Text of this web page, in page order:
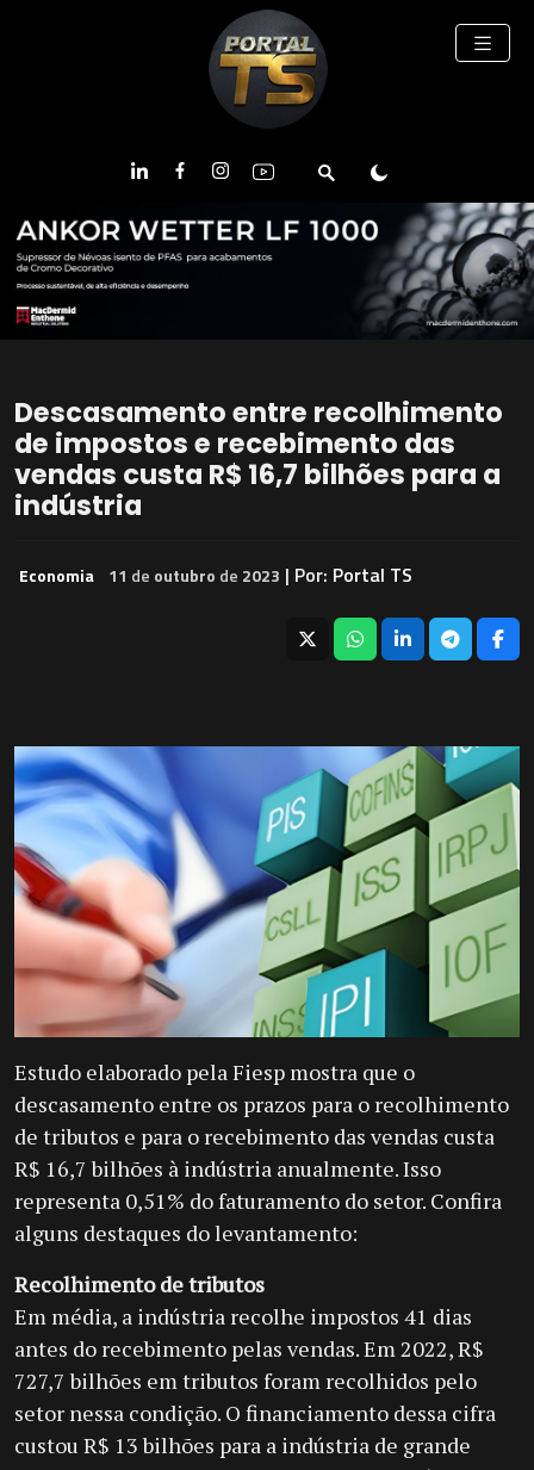
Descasamento entre recolhimento
de impostos e recebimento das
vendas custa R$ 16,7 bilhões para a
indústria
Economia 11 de outubro de 2023 | Por: Portal TS
Estudo elaborado pela Fiesp mostra que o
descasamento entre os prazos para o recolhimento
de tributos e para o recebimento das vendas custa
R$ 16,7 bilhões à indústria anualmente. Isso
representa 0,51% do faturamento do setor. Confira
alguns destaques do levantamento:
Recolhimento de tributos
Em média, a indústria recolhe impostos 41 dias
antes do recebimento pelas vendas. Em 2022, R$
727,7 bilhões em tributos foram recolhidos pelo
setor nessa condição. O financiamento dessa cifra
custou R$ 13 bilhões para a indústria de grande